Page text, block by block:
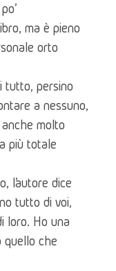
ma è pieno
orto
tutto, persino
a nessuno,
molto
più totale
l’autore dice
tutto di voi,
loro. Ho una
quello che